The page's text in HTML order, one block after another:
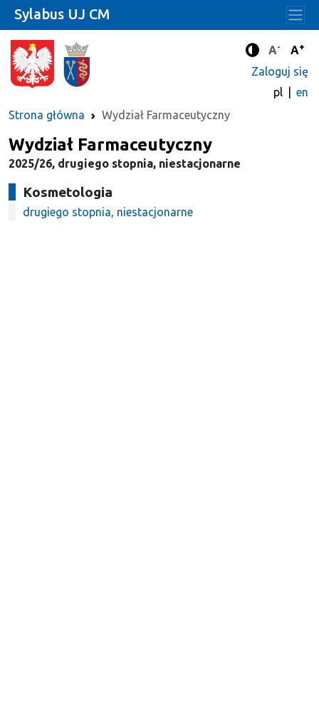
Tryb
A- A+
Zaloguj się
pl
en
Strona główna
Wydział Farmaceutyczny
Sylabus UJ CM
Wydział Farmaceutyczny
2025/26, drugiego stopnia, niestacjonarne
Kosmetologia
drugiego stopnia, niestacjonarne